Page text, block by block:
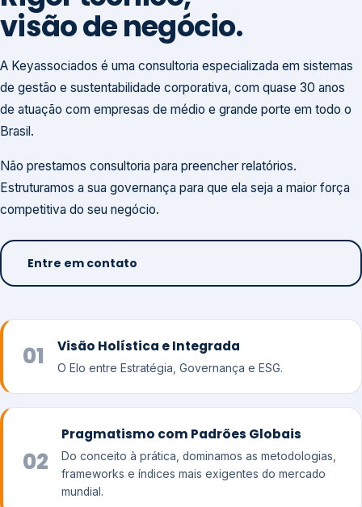
visão de negócio.
A Keyassociados é uma consultoria especializada em sistemas
de gestão e sustentabilidade corporativa, com quase 30 anos
de atuação com empresas de médio e grande porte em todo o
Brasil.
Não prestamos consultoria para preencher relatórios.
Estruturamos a sua governança para que ela seja a maior força
competitiva do seu negócio.
Entre em contato
01 Visão Holística e Integrada
O Elo entre Estratégia, Governança e ESG.
02
Pragmatismo com Padrões Globais
Do conceito à prática, dominamos as metodologias,
frameworks e índices mais exigentes do mercado
mundial.